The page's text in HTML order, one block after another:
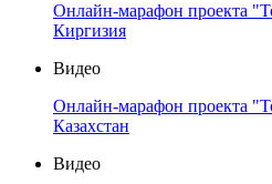
Онлайн-марафон проекта
Киргизия
Видео
Онлайн-марафон проекта
Казахстан
Видео